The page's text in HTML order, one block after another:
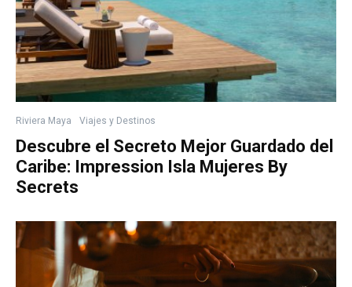
Riviera Maya Viajes y Destinos
Descubre el Secreto Mejor Guardado del
Caribe: Impression Isla Mujeres By
Secrets